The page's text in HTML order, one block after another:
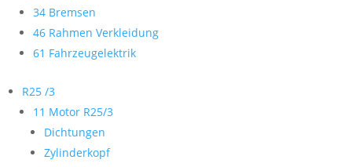
34 Bremsen
46 Rahmen Verkleidung
61 Fahrzeugelektrik
R25 /3
11 Motor R25/3
Dichtungen
Zylinderkopf